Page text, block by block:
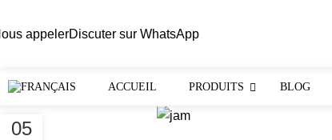
appelerDiscuter sur WhatsApp
ACCUEIL PRODUITS BLOG
05
MULTILED